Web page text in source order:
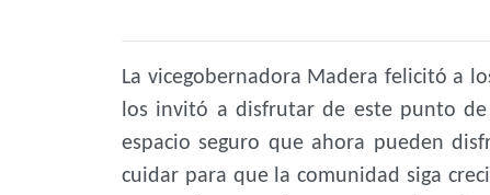
La vicegobernadora Madera felicitó a
los invitó a disfrutar de este punto
espacio seguro que ahora pueden
cuidar para que la comunidad siga